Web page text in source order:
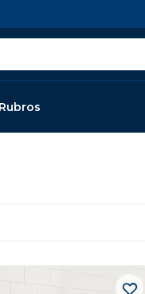
Rubros